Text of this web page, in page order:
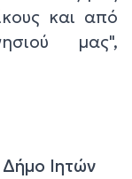
και από
μας",
Ιητών